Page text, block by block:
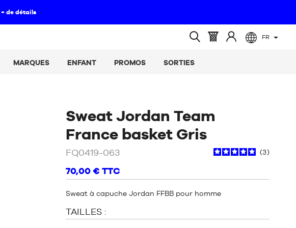
+ de détails
FR
la
MARQUES ENFANT PROMOS SORTIES
Sweat Jordan Team
France basket Gris/
FQ0419-063 3
70,00 € TTC
Sweat à capuche Jordan FFBB pour homme
TAILLES :